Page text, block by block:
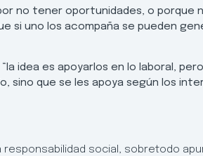
no tener oportunidades, o porque
si uno los acompaña se pueden
“la idea es apoyarlos en lo laboral, pero
sino que se les apoya según los
social, sobretodo